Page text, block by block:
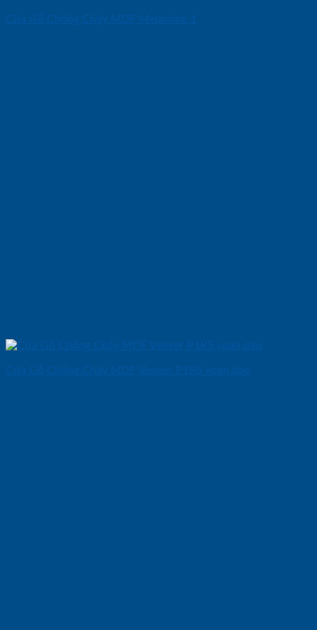
Cửa Gỗ Chống Cháy MDF Melamine 1
Cửa Gỗ Chống Cháy MDF Veneer P1R5 xoan dao